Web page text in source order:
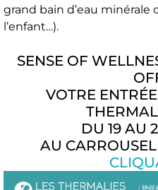
grand bain d’eau minérale
l’enfant…).
SENSE OF
VOTRE
DU 19 AU
AU